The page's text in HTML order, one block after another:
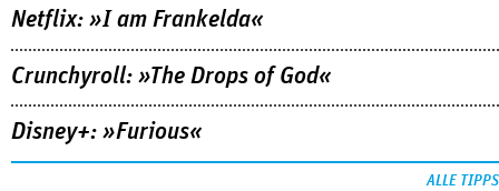
Netflix: »I am Frankelda«
Crunchyroll: »The Drops of God«
Disney+: »Furious«
ALLE TIPPS